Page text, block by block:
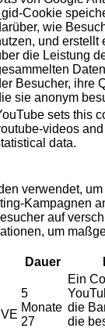
_gid-Cookie
wie
und erstellt
die Leistung
Besucher, ihre
sie anonym
sets this
videos
data.
verwendet,
Kampagnen
auf
um
Dauer
5
Monate
27
Ein
die
die